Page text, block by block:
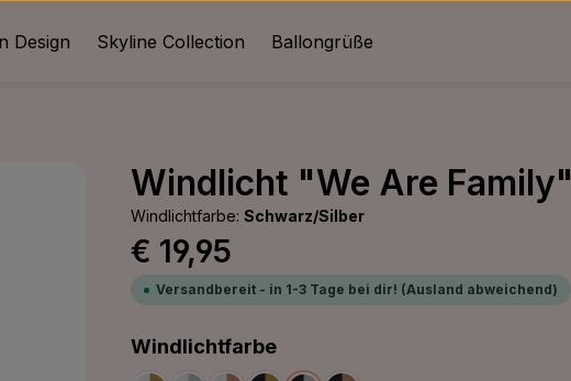
Design Skyline Collection Ballongrüße
Windlicht "We Are Family"
Windlichtfarbe: Schwarz/Silber
Regulärer Preis:
€ 19,95
Versandbereit - in 1-3 Tage bei dir! (Ausland abweichend)
Windlichtfarbeauswählen